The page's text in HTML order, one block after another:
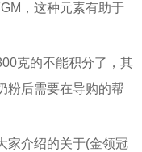
，这种元素有助于
克的不能积分了，其
粉后需要在导购的帮
家介绍的关于(金领冠